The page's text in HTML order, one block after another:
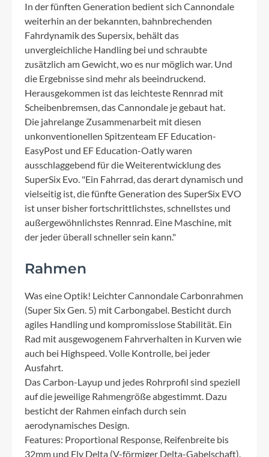
In der fünften Generation bedient sich Cannondale
weiterhin an der bekannten, bahnbrechenden
Fahrdynamik des Supersix, behält das
unvergleichliche Handling bei und schraubte
zusätzlich am Gewicht, wo es nur möglich war. Und
die Ergebnisse sind mehr als beeindruckend.
Herausgekommen ist das leichteste Rennrad mit
Scheibenbremsen, das Cannondale je gebaut hat.
Die jahrelange Zusammenarbeit mit diesen
unkonventionellen Spitzenteam EF Education-
EasyPost und EF Education-Oatly waren
ausschlaggebend für die Weiterentwicklung des
SuperSix Evo. "Ein Fahrrad, das derart dynamisch und
vielseitig ist, die fünfte Generation des SuperSix EVO
ist unser bisher fortschrittlichstes, schnellstes und
außergewöhnlichstes Rennrad. Eine Maschine, mit
der jeder überall schneller sein kann."
Rahmen
Was eine Optik! Leichter Cannondale Carbonrahmen
(Super Six Gen. 5) mit Carbongabel. Besticht durch
agiles Handling und kompromisslose Stabilität. Ein
Rad mit ausgewogenem Fahrverhalten in Kurven wie
auch bei Highspeed. Volle Kontrolle, bei jeder
Ausfahrt.
Das Carbon-Layup und jedes Rohrprofil sind speziell
auf die jeweilige Rahmengröße abgestimmt. Dazu
besticht der Rahmen einfach durch sein
aerodynamisches Design.
Features: Proportional Response, Reifenbreite bis
32mm und Fly Delta (V-förmiger Delta-Gabelschaft).